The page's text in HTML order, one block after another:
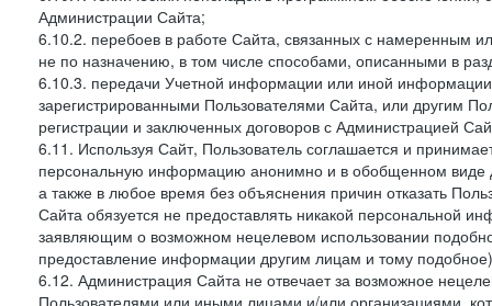
Администрации Сайта;
6.10.2. перебоев в работе Сайта, связанных с намеренным
не по назначению, в том числе способами, описанными в
6.10.3. передачи Учетной информации или иной
зарегистрированными Пользователями Сайта, или другим
регистрации и заключенных договоров с Администрацией
6.11. Используя Сайт, Пользователь соглашается и
персональную информацию анонимно и в обобщенном виде
а также в любое время без объяснения причин отказать
Сайта обязуется не предоставлять никакой персональной
заявляющим о возможном нецелевом использовании
предоставление информации другим лицам и тому
6.12. Администрация Сайта не отвечает за возможное
Пользователями или иными лицами и/или организациями,